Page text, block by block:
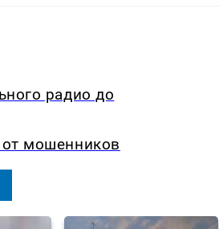
радио до
от мошенников